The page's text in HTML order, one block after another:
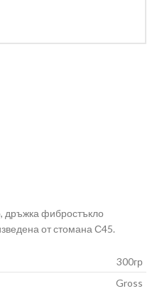
дръжка фибростъкло
от стомана С45.
300гр
Gross